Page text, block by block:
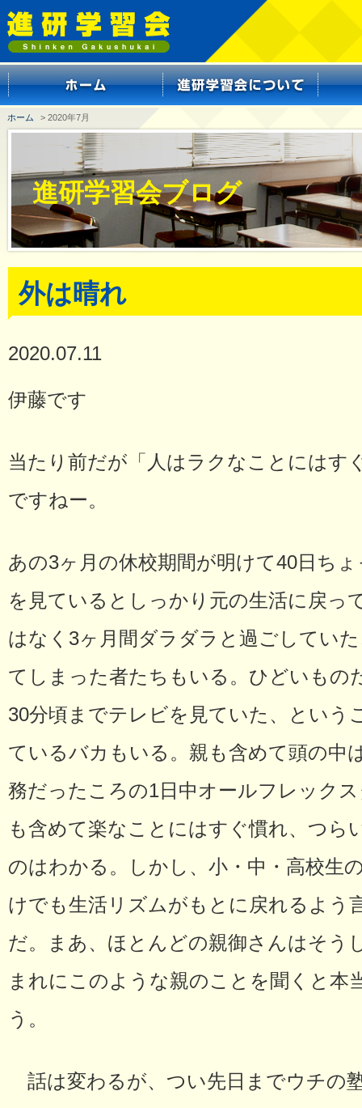
ホーム > 2020年7月
進研学習会ブログ
外は晴れ
2020.07.11
伊藤です
当たり前だが「人はラクなことにはす
ですねー。
あの3ヶ月の休校期間が明けて40日ち
を見ているとしっかり元の生活に戻っ
はなく3ヶ月間ダラダラと過ごしてい
てしまった者たちもいる。ひどいもの
30分頃までテレビを見ていた、という
ているバカもいる。親も含めて頭の中
務だったころの1日中オールフレック
も含めて楽なことにはすぐ慣れ、つら
のはわかる。しかし、小・中・高校生
けでも生活リズムがもとに戻れるよう
だ。まあ、ほとんどの親御さんはそう
まれにこのような親のことを聞くと本
う。
話は変わるが、つい先日までウチの